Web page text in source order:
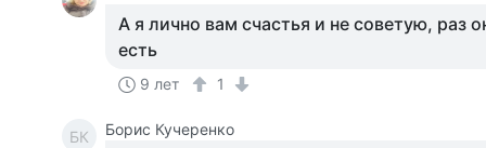
А я лично вам счастья и не советую, раз
есть
9 лет 1
БК Борис Кучеренко